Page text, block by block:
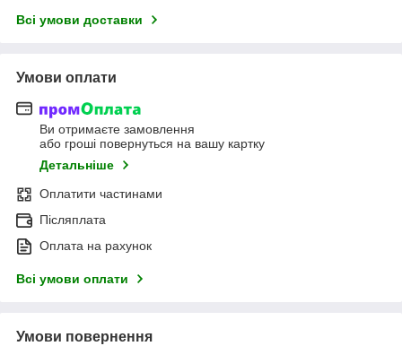
Всі умови доставки
Умови оплати
Ви отримаєте замовлення
або гроші повернуться на вашу картку
Детальніше
Оплатити частинами
Післяплата
Оплата на рахунок
Всі умови оплати
Умови повернення